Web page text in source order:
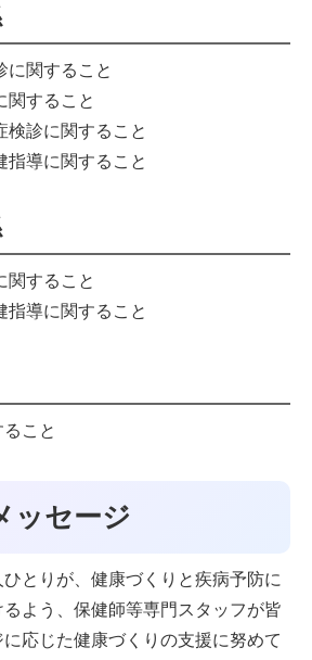
に関すること
関すること
検診に関すること
指導に関すること
関すること
指導に関すること
こと
ッセージ
とりが、健康づくりと疾病予防に
よう、保健師等専門スタッフが皆
応じた健康づくりの支援に努めて